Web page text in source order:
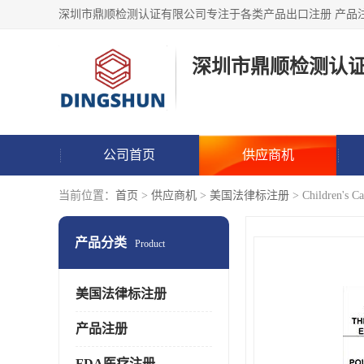
深圳市鼎顺检测认
公司首页 供应商机
当前位置： 首页 > 供应商机 > 美国法律标注册 > Children's
产品分类 Product
美国法律标注册
产品注册